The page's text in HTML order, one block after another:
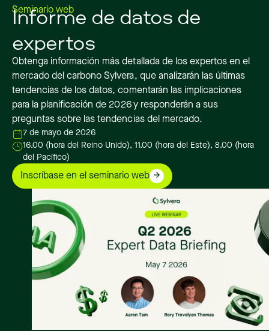
Seminario web
Informe de datos de
expertos
Obtenga información más detallada de los expertos en el
mercado del carbono Sylvera, que analizarán las últimas
tendencias de los datos, comentarán las implicaciones
para la planificación de 2026 y responderán a sus
preguntas sobre las tendencias del mercado.
7 de mayo de 2026
16.00 (hora del Reino Unido), 11.00 (hora del Este), 8.00 (hora
del Pacífico)
Inscríbase en el seminario web